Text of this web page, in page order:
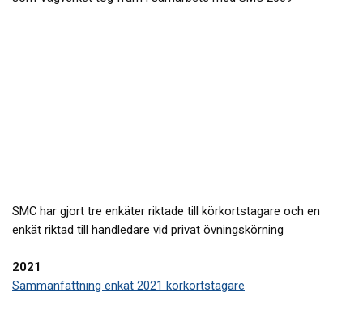
SMC har gjort tre enkäter riktade till körkortstagare och en
enkät riktad till handledare vid privat övningskörning
2021
Sammanfattning enkät 2021 körkortstagare